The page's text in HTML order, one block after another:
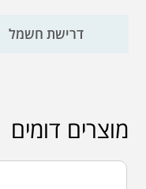
דרישת חשמל
מוצרים דומים